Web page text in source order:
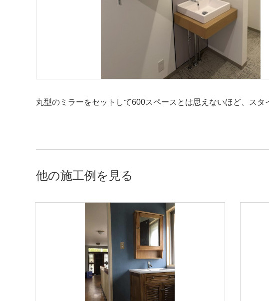
丸型のミラーをセットして600スペースとは思えないほど、スタ
他の施工例を見る